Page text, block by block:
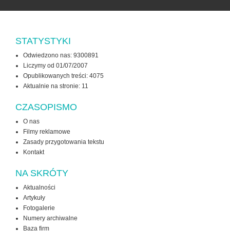
STATYSTYKI
Odwiedzono nas: 9300891
Liczymy od 01/07/2007
Opublikowanych treści: 4075
Aktualnie na stronie: 11
CZASOPISMO
O nas
Filmy reklamowe
Zasady przygotowania tekstu
Kontakt
NA SKRÓTY
Aktualności
Artykuły
Fotogalerie
Numery archiwalne
Baza firm